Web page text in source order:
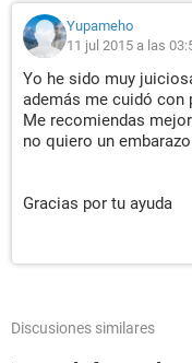
Yupameho
11 jul 2015 a las
Yo he sido muy
además me cuidó con
Me recomiendas
no quiero un embarazo
Gracias por tu ayuda
Discusiones similares